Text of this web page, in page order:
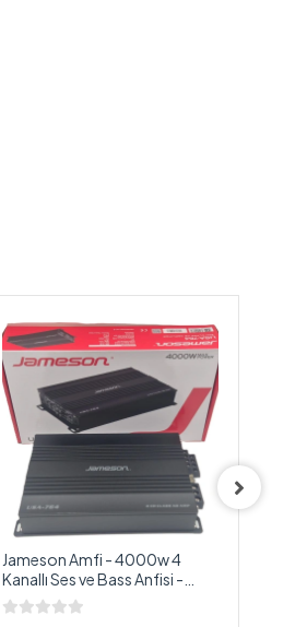
Jameson Amfi - 4000w 4
Kanallı Ses ve Bass Anfisi -
Jameson USA-764 Amfi